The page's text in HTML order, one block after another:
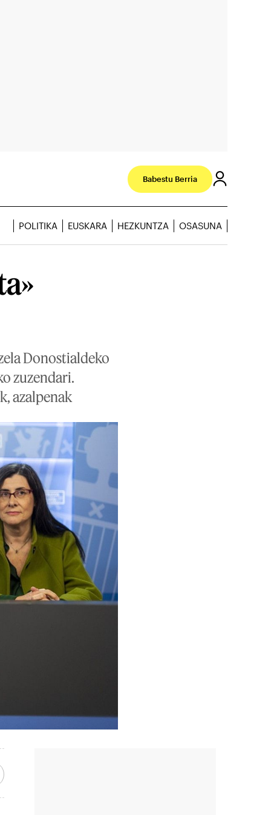
Babestu Berria
POLITIKA EUSKARA HEZKUNTZA OSASUNA
Donostialdeko
zuzendari.
azalpenak